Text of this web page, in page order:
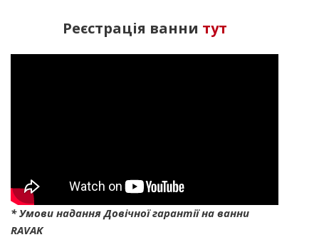
Реєстрація ванни тут
* Умови надання Довічної гарантії на ванни
RAVAK​​​​​​​